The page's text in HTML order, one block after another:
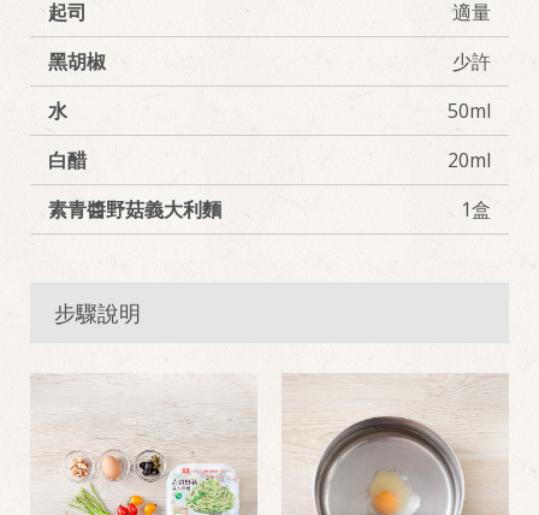
起司
適量
黑胡椒
少許
水
50ml
白醋
20ml
素青醬野菇義大利麵
1盒
步驟說明